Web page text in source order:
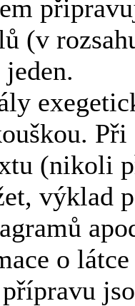
(v
Při
(nikoli
výklad
o